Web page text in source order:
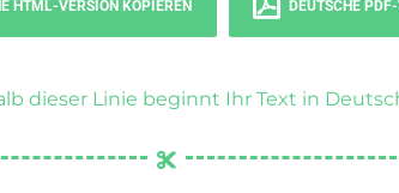
HTML-VERSION KOPIEREN DEUTSCHE
dieser Linie beginnt Ihr Text in